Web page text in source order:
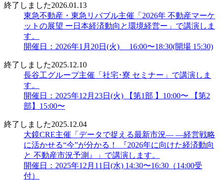
終了しました2026.01.13
東急不動産・東急リバブル主催「2026年 不動産マーケ
ットの展望 ー日本経済動向と環境経営ー」で講演しま
す。
開催日：2026年1月20日(火) 16:00〜18:30(開場 15:30)
終了しました2025.12.10
長谷工グループ主催「社宅･寮 セミナー」で講演しま
す。
開催日：2025年12月23日(火) 【第1部 】10:00〜 【第2
部】15:00〜
終了しました2025.12.04
大鏡CRE主催「データで捉える最新市況― ―経営戦略
に活かせる“今”が分かる！ 『2026年に向けた経済動向
と 不動産市況予測』」で講演します。
開催日：2025年12月11日(水) 14:30〜16:30（14:00受
付）